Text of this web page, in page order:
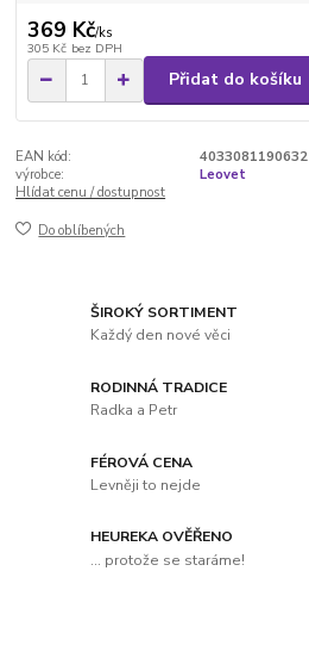
369 Kč/ks
305 Kč bez DPH
Přidat do košíku
EAN kód:
4033081190632
výrobce:
Leovet
Hlídat cenu / dostupnost
Do oblíbených
ŠIROKÝ SORTIMENT
Každý den nové věci
RODINNÁ TRADICE
Radka a Petr
FÉROVÁ CENA
Levněji to nejde
HEUREKA OVĚŘENO
... protože se staráme!